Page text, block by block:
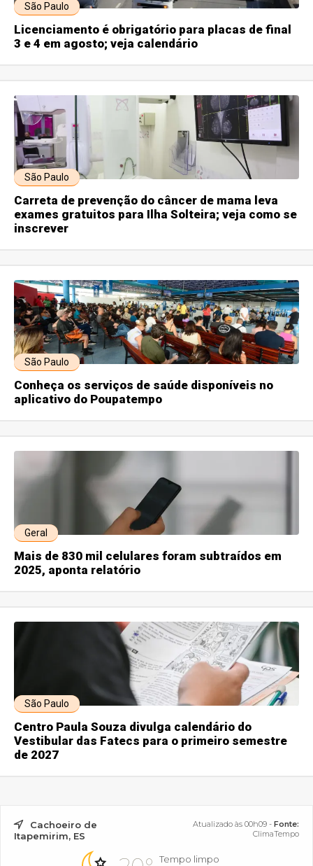
São Paulo
Licenciamento é obrigatório para placas de final
3 e 4 em agosto; veja calendário
São Paulo
Carreta de prevenção do câncer de mama leva
exames gratuitos para Ilha Solteira; veja como se
inscrever
São Paulo
Conheça os serviços de saúde disponíveis no
aplicativo do Poupatempo
Geral
Mais de 830 mil celulares foram subtraídos em
2025, aponta relatório
São Paulo
Centro Paula Souza divulga calendário do
Vestibular das Fatecs para o primeiro semestre
de 2027
Cachoeiro de
Itapemirim, ES
Atualizado às 00h09 - Fonte:
ClimaTempo
Tempo limpo